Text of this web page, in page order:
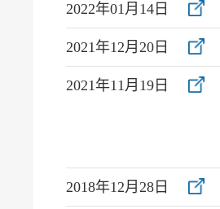
2022年01月14日
2021年12月20日
2021年11月19日
2018年12月28日